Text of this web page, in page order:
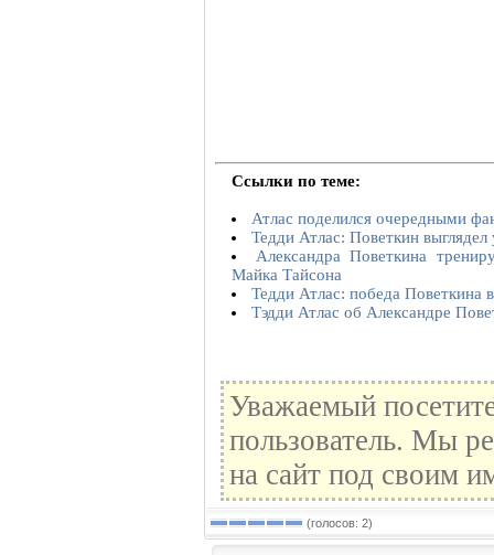
Ссылки по теме:
Атлас поделился очередными
Тедди Атлас: Поветкин выглядел
Александра Поветкина
Майка Тайсона
Тедди Атлас: победа
Тэдди Атлас об Александре
Уважаемый
пользователь. Мы
на сайт под своим
(голосов: 2)